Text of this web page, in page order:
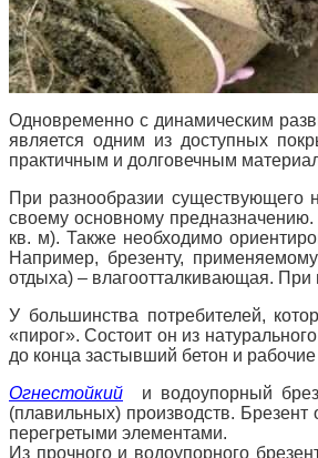
Одновременно с динамическим
является одним из доступных
практичным и долговечным
При разнообразии существующего
своему основному
кв. м). Также необходимо
Например, брезенту, применяемому
отдыха) – влагоотталкивающая. При
У большинства потребителей,
«пирог». Состоит он из
до конца застывший бетон и
Огнестойкий и водоупорный
(плавильных) производств.
перегретыми элементами.
Из прочного и водоупорного